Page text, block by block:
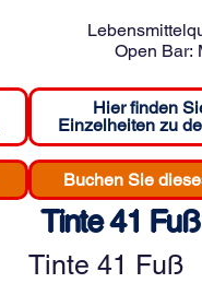
Open Bar:
Hier finden
Einzelheiten zu
Buchen Sie
Tinte 41 Fuß
Tinte 41 Fuß